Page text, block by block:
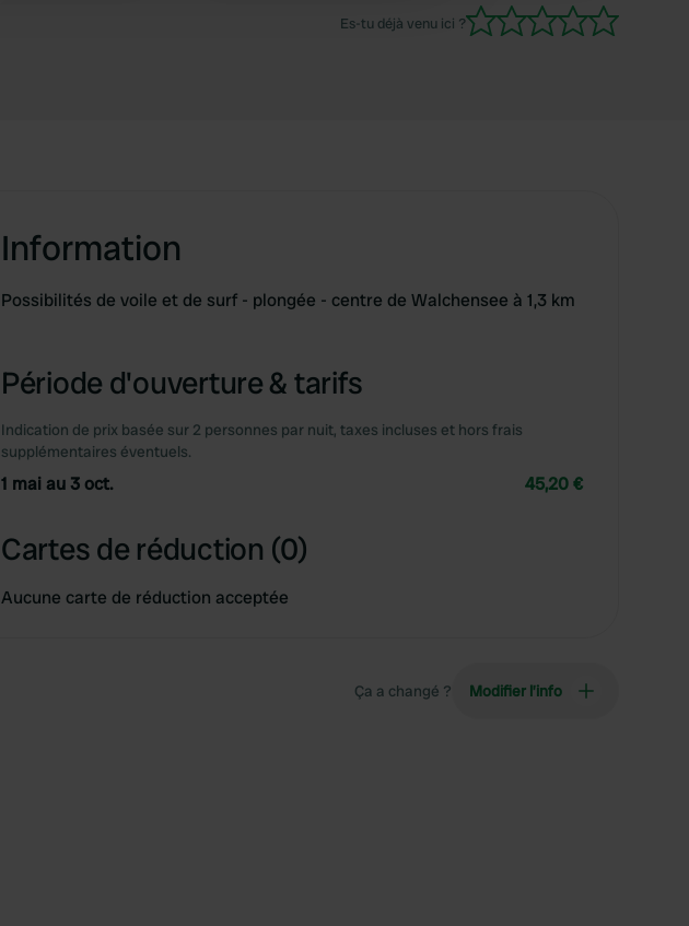
Es-tu déjà venu ici ?
Information
Possibilités de voile et de surf - plongée - centre de Walchensee à 1,3 km
Période d'ouverture & tarifs
Indication de prix basée sur 2 personnes par nuit, taxes incluses et hors frais
supplémentaires éventuels.
1 mai au 3 oct. 45,20 €
Cartes de réduction (0)
Aucune carte de réduction acceptée
Ça a changé ? Modifier l’info